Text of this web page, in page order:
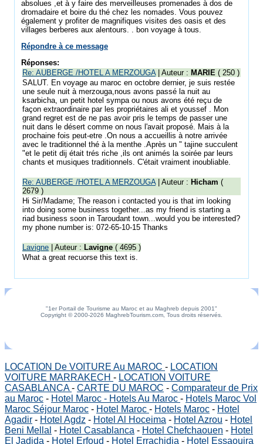
absolues ,et à y faire des merveilleuses promenades à dos de
dromadaire et boire du thé chez les nomades. Vous pouvez
également y profiter de magnifiques visites des oasis et des
villages berberes aux alentours. . bon voyage à tous.
Répondre à ce message
Réponses:
Re: AUBERGE /HOTEL A MERZOUGA| Auteur : MARIE ( 250 )
SALUT. En voyage au maroc en octobre dernier, je suis restée
une seule nuit à merzouga,nous avons passé la nuit au
ksarbicha, un petit hotel sympa ou nous avons été reçu de
façon extraordinaire par les propriétaires ali et youssef . Mon
grand regret est de ne pas avoir pris le temps de passer une
nuit dans le désert comme on nous l'avait proposé. Mais à la
prochaine fois peut-etre .On nous a accueillis à notre arrivée
avec le traditionnel thé à la menthe .Après un " tajine succulent
"et le petit dij était trés riche ,ils ont animés la soirée par leurs
chants et musiques traditionnels. C'était vraiment inoubliable.
Re: AUBERGE /HOTEL A MERZOUGA| Auteur : Hicham (
2679 )
Hi Sir/Madame; The reason i contacted you is that im looking
into doing some business together...as my friend is starting a
riad business soon in Taroudant town...would you be interested?
my phone number is: 072-65-10-15 Thanks
Lavigne | Auteur : Lavigne ( 4695 )
What a great recuorse this text is.
"1er Portail de Tourisme au Maroc et au Maghreb depuis 2001"
Copyright © 2000-2026 MaghrebTourism.com, Tous droits réservés.
LOCATION De VOITURE Au MAROC - LOCATION
VOITURE MARRAKECH - LOCATION VOITURE
CASABLANCA- CARTE DU MAROC - Comparateur de Prix
au Maroc - Hotel Maroc - Hotels Au Maroc - Hotels Maroc Vol
Maroc Séjour Maroc - Hotel Maroc - Hotels Maroc - Hotel
Agadir - Hotel Agdz - Hotel Al Hoceima - Hotel Azrou - Hotel
Beni Mellal - Hotel Casablanca - Hotel Chefchaouen - Hotel
El Jadida - Hotel Erfoud - Hotel Errachidia - Hotel Essaouira